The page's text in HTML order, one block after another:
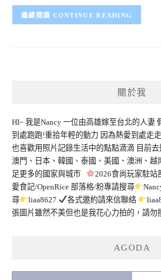
CONTINUE READING
關於我
HI~ 我是Nancy 一位由高雄嫁至台北的人妻
到處跑跑!重拾年輕的動力 因為熱愛到處走
也喜歡用照片記錄生活中的點點滴滴 目前
澳門、日本、韓國、泰國、美國、澳洲、越
足更多的國家與城市
2026食尚玩家駐站
愛食記/OpenRice 部落格/粉專請搜尋
尋
liaa8627 各式邀約請來信聯絡
張圖片雖然不美但也是我花心力拍的，請勿
AGODA